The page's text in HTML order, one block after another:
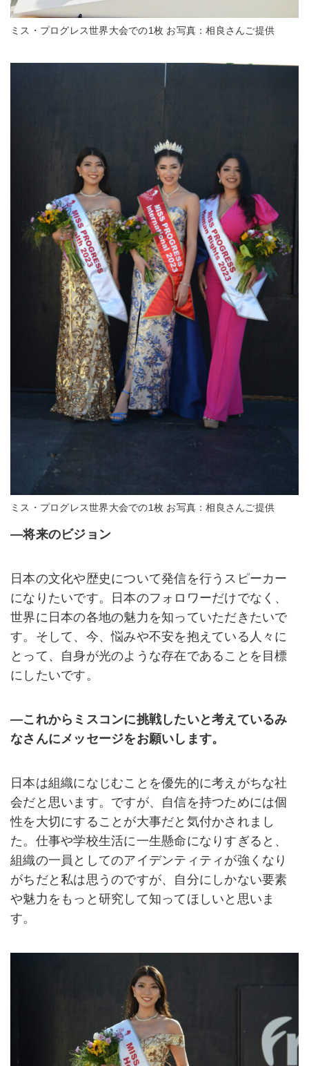
ミス・プログレス世界大会での1枚 お写真：相良さんご提供
ミス・プログレス世界大会での1枚 お写真：相良さんご提供
―将来のビジョン
日本の文化や歴史について発信を行うスピーカー
になりたいです。日本のフォロワーだけでなく、
世界に日本の各地の魅力を知っていただきたいで
す。そして、今、悩みや不安を抱えている人々に
とって、自身が光のような存在であることを目標
にしたいです。
―これからミスコンに挑戦したいと考えているみ
なさんにメッセージをお願いします。
日本は組織になじむことを優先的に考えがちな社
会だと思います。ですが、自信を持つためには個
性を大切にすることが大事だと気付かされまし
た。仕事や学校生活に一生懸命になりすぎると、
組織の一員としてのアイデンティティが強くなり
がちだと私は思うのですが、自分にしかない要素
や魅力をもっと研究して知ってほしいと思いま
す。